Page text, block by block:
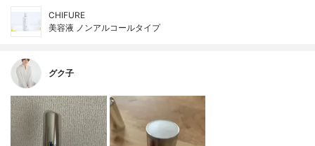
CHIFURE
美容液 ノンアルコールタイプ
グク子